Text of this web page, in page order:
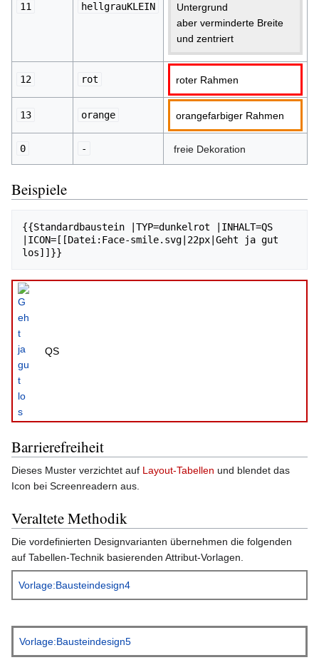
11 hellgrauKLEIN
Untergrund
aber verminderte Breite
und zentriert
12 rot roter Rahmen
13 orange orangefarbiger Rahmen
0 - freie Dekoration
Beispiele
{{Standardbaustein |TYP=dunkelrot |INHALT=QS
|ICON=[[Datei:Face-smile.svg|22px|Geht ja gut
QS
Barrierefreiheit
Dieses Muster verzichtet auf Layout-Tabellen und blendet das
Icon bei Screenreadern aus.
Veraltete Methodik
Die vordefinierten Designvarianten übernehmen die folgenden
auf Tabellen-Technik basierenden Attribut-Vorlagen.
Vorlage:Bausteindesign4
Vorlage:Bausteindesign5